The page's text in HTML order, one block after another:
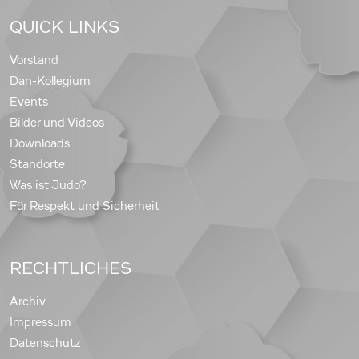
QUICK LINKS
Vorstand
Dan-Kollegium
Events
Bilder und Videos
Downloads
Standorte
Was ist Judo?
Für Respekt und Sicherheit
RECHTLICHES
Archiv
Impressum
Datenschutz